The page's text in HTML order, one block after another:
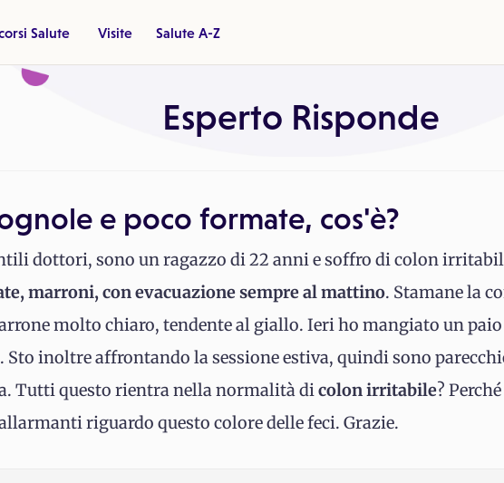
Salute Visite Salute A-Z
Esperto Risponde
e poco formate, cos'è?
dottori, sono un ragazzo di 22 anni e soffro di colon
marroni, con evacuazione sempre al mattino. Stamane la
molto chiaro, tendente al giallo. Ieri ho mangiato un paio
Sto inoltre affrontando la sessione estiva, quindi sono
Tutti questo rientra nella normalità dicolon irritabile?
riguardo questo colore delle feci. Grazie.